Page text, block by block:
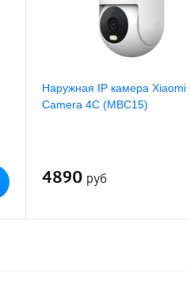
Наружная IP камера Xiaomi
Camera 4C (MBC15)
4890 руб